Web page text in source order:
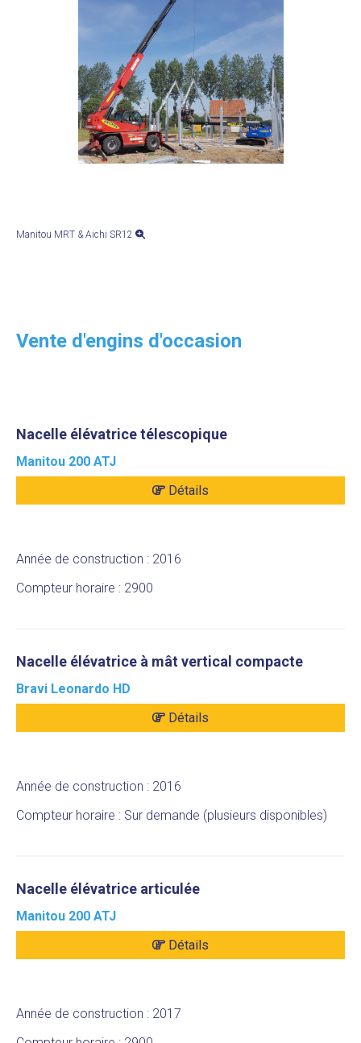
Manitou MRT & Aichi SR12
Vente d'engins d'occasion
Nacelle élévatrice télescopique
Manitou 200 ATJ
Détails
Année de construction : 2016
Compteur horaire : 2900
Nacelle élévatrice à mât vertical compacte
Bravi Leonardo HD
Détails
Année de construction : 2016
Compteur horaire : Sur demande (plusieurs disponibles)
Nacelle élévatrice articulée
Manitou 200 ATJ
Détails
Année de construction : 2017